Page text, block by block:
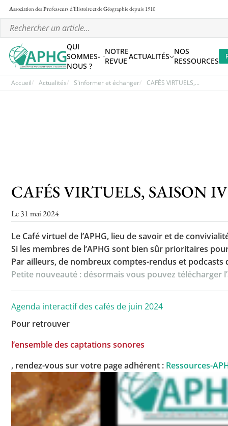
Association desProfesseurs d'Histoire et deGéographiedepuis 1910
QUI
SOMMES-
NOUS ?
NOTRE
REVUE ACTUALITÉS NOS
RESSOURCES
Accueil Actualités S'informer et échanger CAFÉS VIRTUELS,...
CAFÉS VIRTUELS, SAISON
Le 31 mai 2024
Le Café virtuel de l’APHG, lieu de savoir et de
Si les membres de l’APHG sont bien sûr prioritaires
Par ailleurs, de nombreux comptes-rendus et
Petite nouveauté : désormais vous pouvez télécharger
Agenda interactif des cafés de juin 2024
Pour retrouver
l’ensemble des captations sonores
, rendez-vous sur votre page adhérent : Ressources-